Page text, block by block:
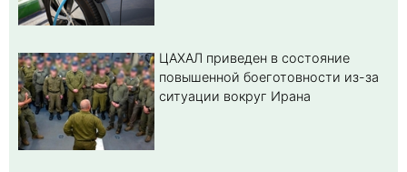
ЦАХАЛ приведен в состояние
повышенной боеготовности из-за
ситуации вокруг Ирана